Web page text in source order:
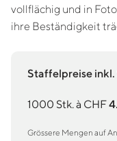
vollflächig und in
ihre Beständigkeit
Staffelpreise
1000 Stk. à CHF
Grössere Mengen auf